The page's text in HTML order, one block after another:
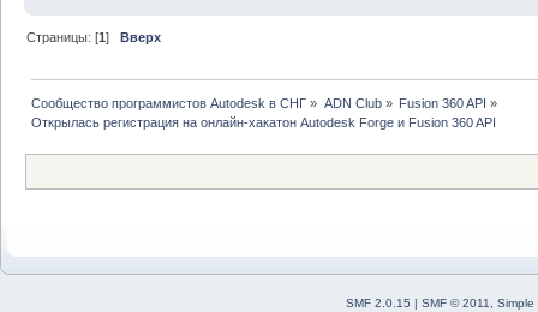
Страницы: [1]Вверх
Сообщество программистов Autodesk в СНГ » ADN Club» Fusion 360 API »
Открылась регистрация на онлайн-хакатон Autodesk Forge и Fusion 360 API
SMF 2.0.15 | SMF © 2011
Simple